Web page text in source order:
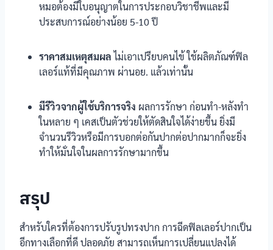
หมอต้องมีใบอนุญาตในการประกอบวิชาชีพและมี
ประสบการณ์อย่างน้อย 5-10 ปี
ราคาสมเหตุสมผลไม่เอาเปรียบคนไข้ ใช้ผลิตภัณฑ์ฟิล
เลอร์แท้ที่มีคุณภาพ ผ่านอย. แล้วเท่านั้น
มีรีวิวจากผู้ใช้บริการจริง ผลการรักษา ก่อนทำ-หลังทำ
ในหลาย ๆ เคสเป็นตัวช่วยให้ตัดสินใจได้ง่ายขึ้น ยิ่งมี
จำนวนรีวิวหรือมีการบอกต่อกันปากต่อปากมากก็จะยิ่ง
ทำให้มั่นใจในผลการรักษามากขึ้น
สรุป
สำหรับใครที่ต้องการปรับรูปทรงปาก การฉีดฟิลเลอร์ปากเป็น
อีกทางเลือกที่ดี ปลอดภัย สามารถเห็นการเปลี่ยนแปลงได้